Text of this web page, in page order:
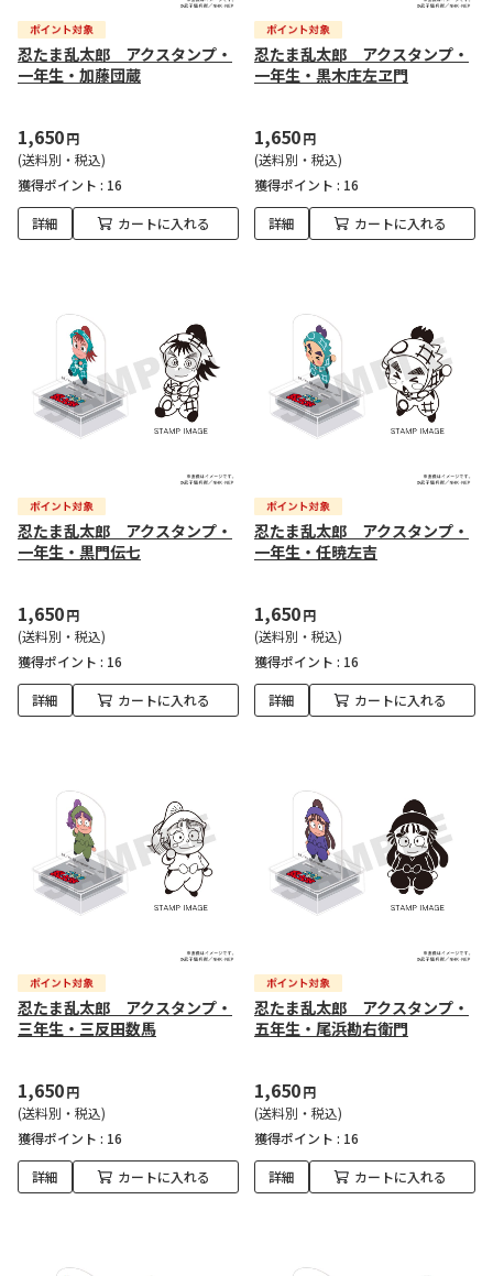
忍たま乱太郎 アクスタンプ・
一年生・加藤団蔵
1,650円
(送料別・税込)
獲得ポイント : 16
詳細 カートに入れる
忍たま乱太郎 アクスタンプ・
一年生・黒木庄左ヱ門
1,650円
(送料別・税込)
獲得ポイント : 16
詳細 カートに入れる
忍たま乱太郎 アクスタンプ・
一年生・黒門伝七
1,650円
(送料別・税込)
獲得ポイント : 16
詳細 カートに入れる
忍たま乱太郎 アクスタンプ・
一年生・任暁左吉
1,650円
(送料別・税込)
獲得ポイント : 16
詳細 カートに入れる
忍たま乱太郎 アクスタンプ・
三年生・三反田数馬
1,650円
(送料別・税込)
獲得ポイント : 16
詳細 カートに入れる
忍たま乱太郎 アクスタンプ・
五年生・尾浜勘右衛門
1,650円
(送料別・税込)
獲得ポイント : 16
詳細 カートに入れる